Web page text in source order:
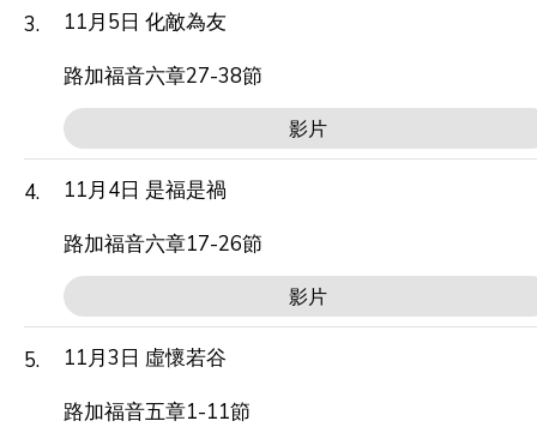
3.
11月5日 化敵為友
路加福音六章27-38節
影片
4.
11月4日 是福是禍
路加福音六章17-26節
影片
5.
11月3日 虛懷若谷
路加福音五章1-11節